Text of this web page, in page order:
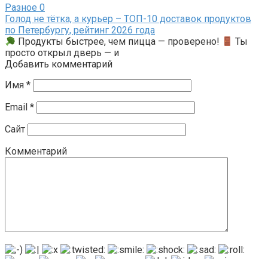
Разное 0
Голод не тётка, а курьер – ТОП-10 доставок продуктов
по Петербургу, рейтинг 2026 года
Продукты быстрее, чем пицца — проверено!
Ты
просто открыл дверь — и
Добавить комментарий
Имя *
Email *
Сайт
Комментарий